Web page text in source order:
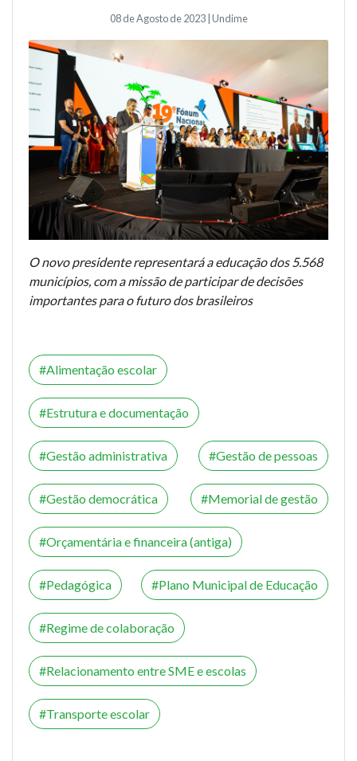
08 de Agosto de 2023 | Undime
O novo presidente representará a educação dos 5.568
municípios, com a missão de participar de decisões
importantes para o futuro dos brasileiros
Alimentação escolar
Estrutura e documentação
Gestão administrativa Gestão de pessoas
Gestão democrática Memorial de gestão
Orçamentária e financeira (antiga)
Pedagógica Plano Municipal de Educação
Regime de colaboração
Relacionamento entre SME e escolas
Transporte escolar